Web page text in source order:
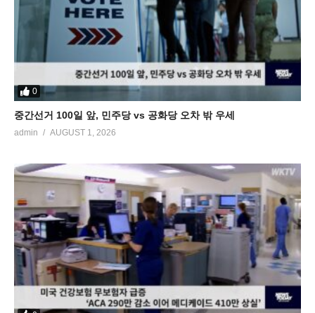
0
중간선거 100일 앞, 민주당 vs 공화당 오차 밖 우세
admin AUGUST 1, 2026